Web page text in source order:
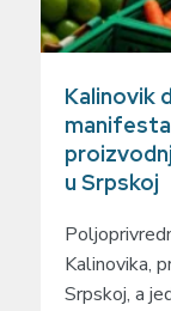
Kalinovik
u Srpskoj
Kalinovika,
Srpskoj, a